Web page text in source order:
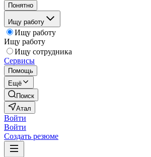
Понятно
Ищу работу
Ищу работу
Ищу работу
Ищу сотрудника
Сервисы
Помощь
Ещё
Поиск
Атал
Войти
Войти
Создать резюме